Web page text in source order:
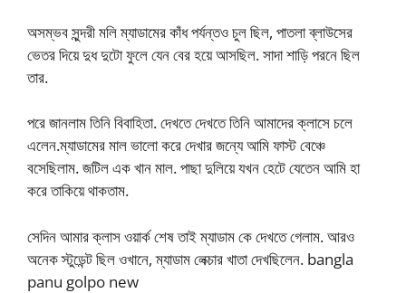
অসম্ভব সুন্দরী মলি ম্যাডামের কাঁধ পর্যন্তও চুল ছিল, পাতলা ব্লাউসের
ভেতর দিয়ে দুধ দুটো ফুলে যেন বের হয়ে আসছিল. সাদা শাড়ি পরনে ছিল
তার.
পরে জানলাম তিনি বিবাহিতা. দেখতে দেখতে তিনি আমাদের ক্লাসে চলে
এলেন.ম্যাডামের মাল ভালো করে দেখার জন্যে আমি ফাস্ট বেঞ্চে
বসেছিলাম. জটিল এক খান মাল. পাছা দুলিয়ে যখন হেটে যেতেন আমি হা
করে তাকিয়ে থাকতাম.
সেদিন আমার ক্লাস ওয়ার্ক শেষ তাই ম্যাডাম কে দেখতে গেলাম. আরও
অনেক স্টুডেন্ট ছিল ওখানে, ম্যাডাম লেক্চার খাতা দেখছিলেন. bangla
panu golpo new